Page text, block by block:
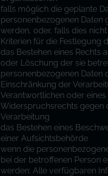
falls möglich die geplante
personenbezogenen Daten
werden, oder, falls dies
Kriterien für die Festlegung
das Bestehen eines Rechts
oder Löschung der sie
personenbezogenen Daten
Einschränkung der
Verantwortlichen oder eines
Widerspruchsrechts gegen
Verarbeitung
das Bestehen eines
einer Aufsichtsbehörde
wenn die
bei der betroffenen Person
werden: Alle verfügbaren